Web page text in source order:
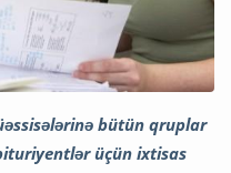
bütün qruplar
üçün ixtisas